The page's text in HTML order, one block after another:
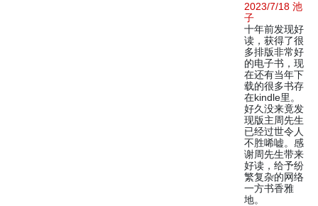
2023/7/18 池
子
十年前发现好
读，获得了很
多排版非常好
的电子书，现
在还有当年下
载的很多书存
在kindle里。
好久没来竟发
现版主周先生
已经过世令人
不胜唏嘘。感
谢周先生带来
好读，给予纷
繁复杂的网络
一方书香雅
地。